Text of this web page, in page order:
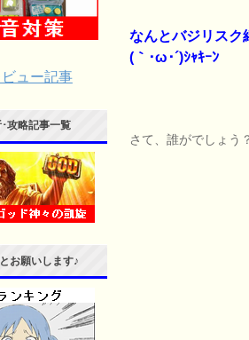
なんとバジリスク
(｀･ω･´)ｼｬｷｰﾝ
さて、誰がでしょう
ビュー記事
攻略記事一覧
お願いします♪